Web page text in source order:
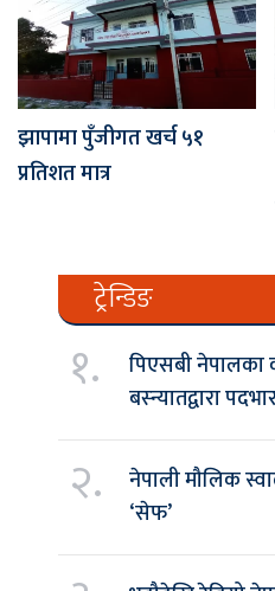
झापामा पुँजीगत खर्च ५१
प्रतिशत मात्र
ट्रेन्डिङ
१.
पिएसबी नेपालका
बस्न्यातद्वारा
२.
नेपाली मौलिक
‘सेफ’